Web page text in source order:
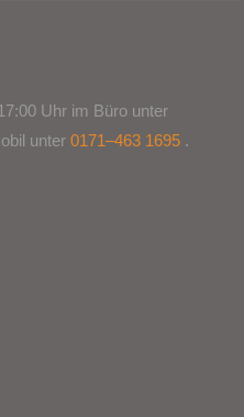
Uhr im Büro unter
unter 0171–463 1695 .